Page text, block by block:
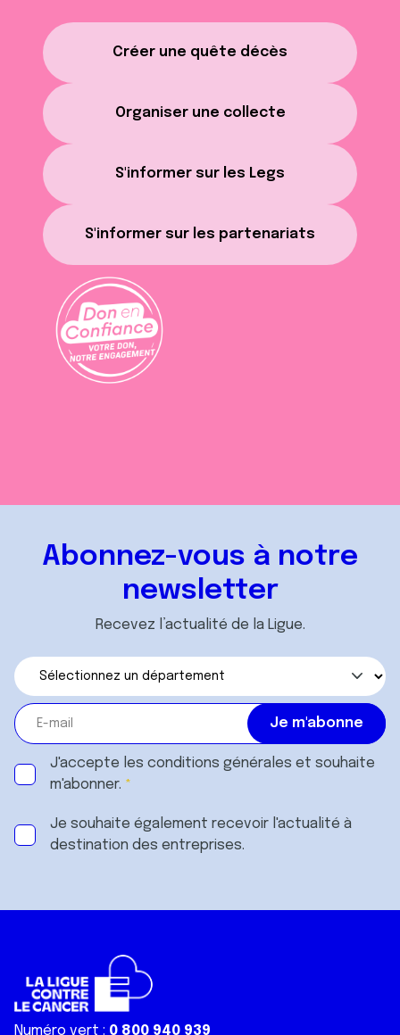
Créer une quête décès
Organiser une collecte
S'informer sur les Legs
S'informer sur les partenariats
Abonnez-vous à notre
newsletter
Recevez l’actualité de la Ligue.
J'accepte les conditions générales et souhaite
m'abonner.
Je souhaite également recevoir l'actualité à
destination des entreprises.
Numéro vert : 0 800 940 939